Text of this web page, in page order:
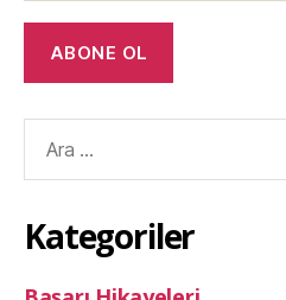
adresiniz
ABONE OL
yap:
Kategoriler